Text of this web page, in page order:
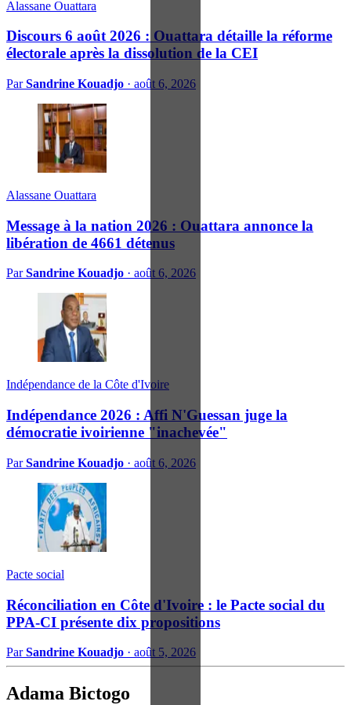
Alassane Ouattara
Discours 6 août 2026 : Ouattara détaille la réforme
électorale après la dissolution de la CEI
ParSandrine Kouadjo · août 6, 2026
Alassane Ouattara
Message à la nation 2026 : Ouattara annonce la
libération de 4661 détenus
ParSandrine Kouadjo · août 6, 2026
Indépendance de la Côte d'Ivoire
Indépendance 2026 : Affi N'Guessan juge la
démocratie ivoirienne "inachevée"
ParSandrine Kouadjo · août 6, 2026
Pacte social
Réconciliation en Côte d'Ivoire : le Pacte social du
PPA-CI présente dix propositions
ParSandrine Kouadjo · août 5, 2026
Adama Bictogo